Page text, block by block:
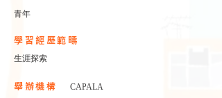
青年
學習經歷範疇
生涯探索
CAPALA
舉辦機構